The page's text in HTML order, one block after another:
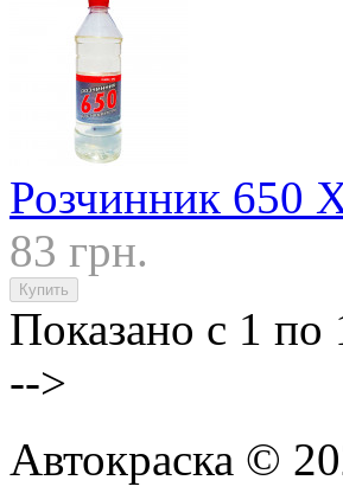
Розчинник 650
83 грн.
Показано с 1 по
-->
Автокраска ©